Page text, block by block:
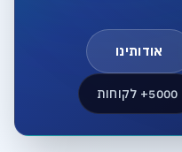
אודותינו
5000+ לקוחות